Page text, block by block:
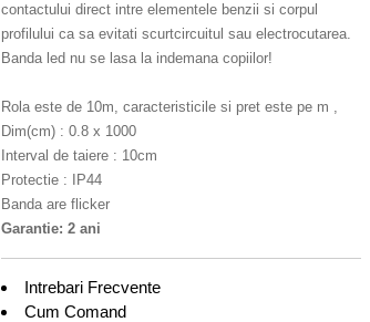
contactului direct intre elementele benzii si corpul
profilului ca sa evitati scurtcircuitul sau electrocutarea.
Banda led nu se lasa la indemana copiilor!
Rola este de 10m, caracteristicile si pret este pe m ,
Dim(cm) : 0.8 x 1000
Interval de taiere : 10cm
Protectie : IP44
Banda are flicker
Garantie: 2 ani
Intrebari Frecvente
Cum Comand